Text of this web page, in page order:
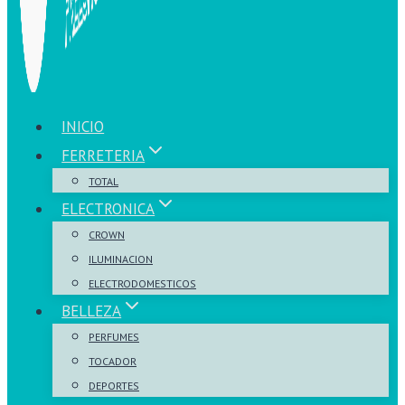
INICIO
FERRETERIA
TOTAL
ELECTRONICA
CROWN
ILUMINACION
ELECTRODOMESTICOS
BELLEZA
PERFUMES
TOCADOR
DEPORTES